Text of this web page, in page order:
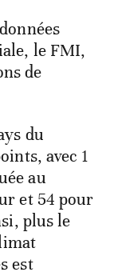
le FMI,
de
du
avec 1
au
et 54 pour
plus le
est